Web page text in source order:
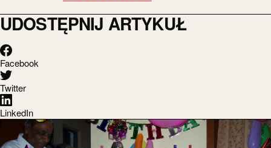
UDOSTĘPNIJ ARTYKUŁ
Facebook
Twitter
LinkedIn